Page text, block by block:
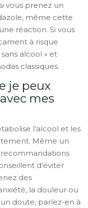
vous prenez un
même cette
réaction. Si vous
à risque
alcool » et
classiques.
je peux
mes
l’alcool et les
Même un
d’éviter
des
la douleur ou
doute, parlez-en à